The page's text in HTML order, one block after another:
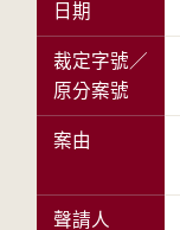
日期
裁定字號／
原分案號
案由
聲請人